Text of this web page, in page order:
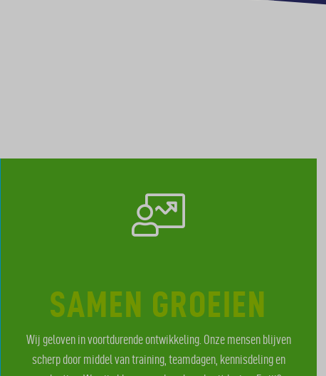
SAMEN GROEIEN
Wij geloven in voortdurende ontwikkeling. Onze mensen blijven
scherp door middel van training, teamdagen, kennisdeling en